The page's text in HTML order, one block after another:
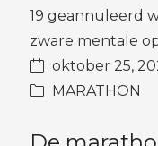
19 geannuleerd
zware mentale
oktober 25,
MARATHON